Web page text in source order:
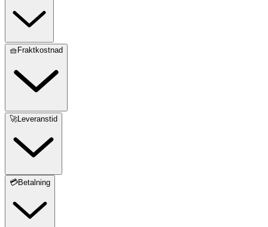
🧺Fraktkostnad
🚀Leveranstid
💳Betalning